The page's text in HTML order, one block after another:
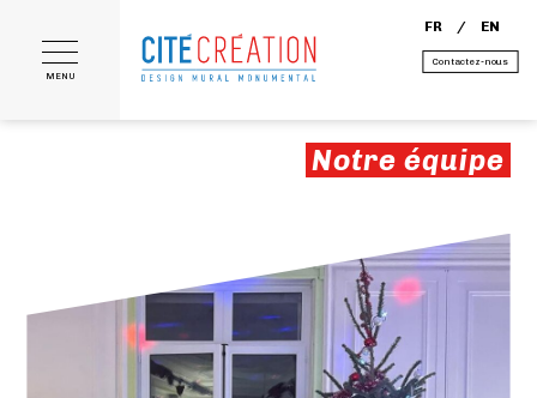
MENU
Contactez-nous
FR EN
Notre équipe